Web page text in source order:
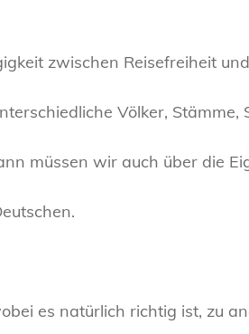
zwischen Reisefreiheit
Völker, Stämme,
müssen wir auch über die
es natürlich richtig ist, zu